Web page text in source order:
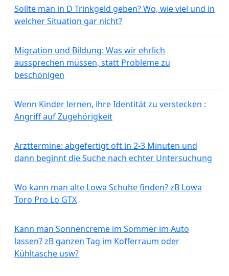
Sollte man in D Trinkgeld geben? Wo, wie viel und in
welcher Situation gar nicht?
Migration und Bildung: Was wir ehrlich
aussprechen müssen, statt Probleme zu
beschönigen
Wenn Kinder lernen, ihre Identität zu verstecken :
Angriff auf Zugehörigkeit
Arzttermine: abgefertigt oft in 2-3 Minuten und
dann beginnt die Suche nach echter Untersuchung
Wo kann man alte Lowa Schuhe finden? zB Lowa
Toro Pro Lo GTX
Kann man Sonnencreme im Sommer im Auto
lassen? zB ganzen Tag im Kofferraum oder
Kühltasche usw?